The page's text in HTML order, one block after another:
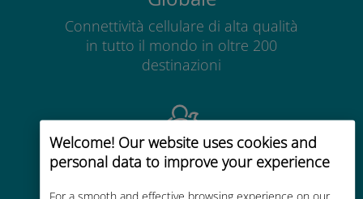
Welcome! Our website uses cookies and
personal data to improve your experience
For a smooth and effective browsing experience on our
Connettività cellulare di alta qualità
in tutto il mondo in oltre 200
destinazioni
Economico